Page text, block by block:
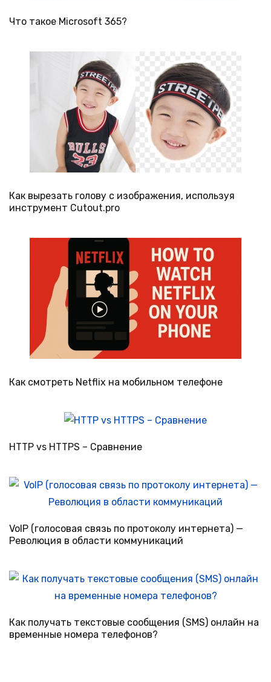
Что такое Microsoft 365?
Как вырезать голову с изображения, используя
инструмент Cutout.pro
Как смотреть Netflix на мобильном телефоне
HTTP vs HTTPS – Сравнение
VoIP (голосовая связь по протоколу интернета) —
Революция в области коммуникаций
Как получать текстовые сообщения (SMS) онлайн на
временные номера телефонов?